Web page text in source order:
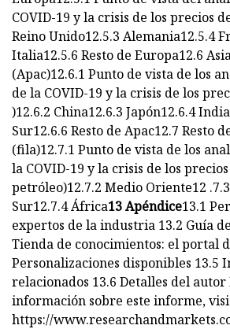
COVID-19 y la crisis de los precios
Reino Unido12.5.3 Alemania12.5.4
Italia12.5.6 Resto de Europa12.6
(Apac)12.6.1 Punto de vista de los
de la COVID-19 y la crisis de los
)12.6.2 China12.6.3 Japón12.6.4
Sur12.6.6 Resto de Apac12.7 Resto
(fila)12.7.1 Punto de vista de los
la COVID-19 y la crisis de los
petróleo)12.7.2 Medio Oriente12
Sur12.7.4 África13 Apéndice13.1
expertos de la industria 13.2 Guía
Tienda de conocimientos: el portal
Personalizaciones disponibles 13.5
relacionados 13.6 Detalles del
información sobre este informe,
https://